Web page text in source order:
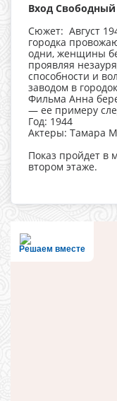
Вход Свободный
Сюжет: Август
городка
одни, женщины
проявляя
способности и
заводом в
Фильма Анна
— ее примеру
Год: 1944
Актеры: Тамара
Показ пройдет в
втором этаже.
Решаем вместе